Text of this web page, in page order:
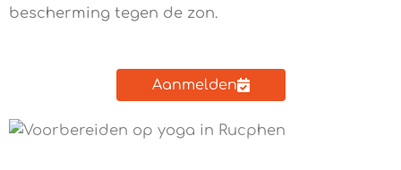
bescherming tegen de zon.
Aanmelden